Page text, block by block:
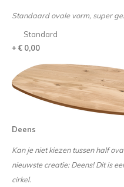
Standaard ovale vorm, super
Standard
+ € 0,00
Deens
Kan je niet kiezen tussen half
nieuwste creatie: Deens! Dit is
cirkel.